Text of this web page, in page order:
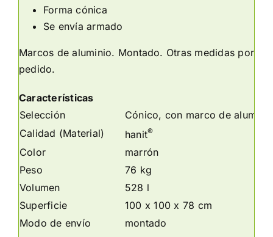
Forma cónica
Se envía armado
Marcos de aluminio. Montado. Otras medidas por
pedido.
Características
Selección
Cónico, con marco de
Calidad (Material)
hanit®
Color
marrón
Peso
76 kg
Volumen
528 l
Superficie
100 x 100 x 78 cm
Modo de envío
montado